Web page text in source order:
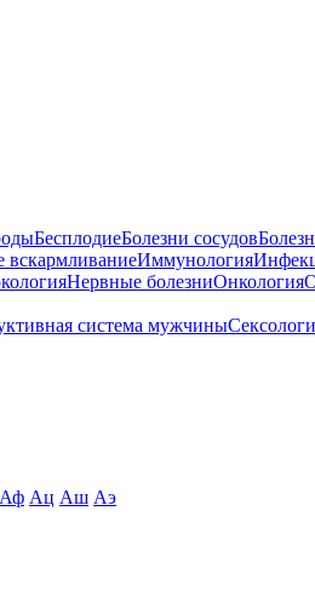
БесплодиеБолезни сосудов
вскармливаниеИммунология
Нервные болезниОнкология
система мужчины
Аф Ац Аш Аэ